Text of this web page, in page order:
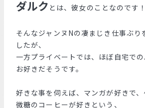
ダルク とは、彼女のことなのです！
そんなジャンヌNの凄まじき仕事ぶり
したが、
一方プライベートでは、ほぼ自宅で
お好きだそうです。
好きな事を伺えば、マンガが好きで、
微糖のコーヒーが好きという、